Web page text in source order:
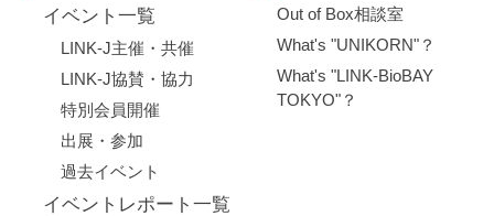
イベント一覧
LINK-J主催・共催
LINK-J協賛・協力
特別会員開催
出展・参加
過去イベント
イベントレポート一覧
Out of Box相談室
What's "UNIKORN"？
What's "LINK-BioBAY
TOKYO"？